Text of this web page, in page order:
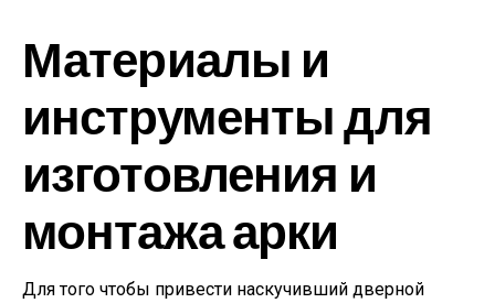
Материалы и
инструменты для
изготовления и
монтажа арки
Для того чтобы привести наскучивший дверной